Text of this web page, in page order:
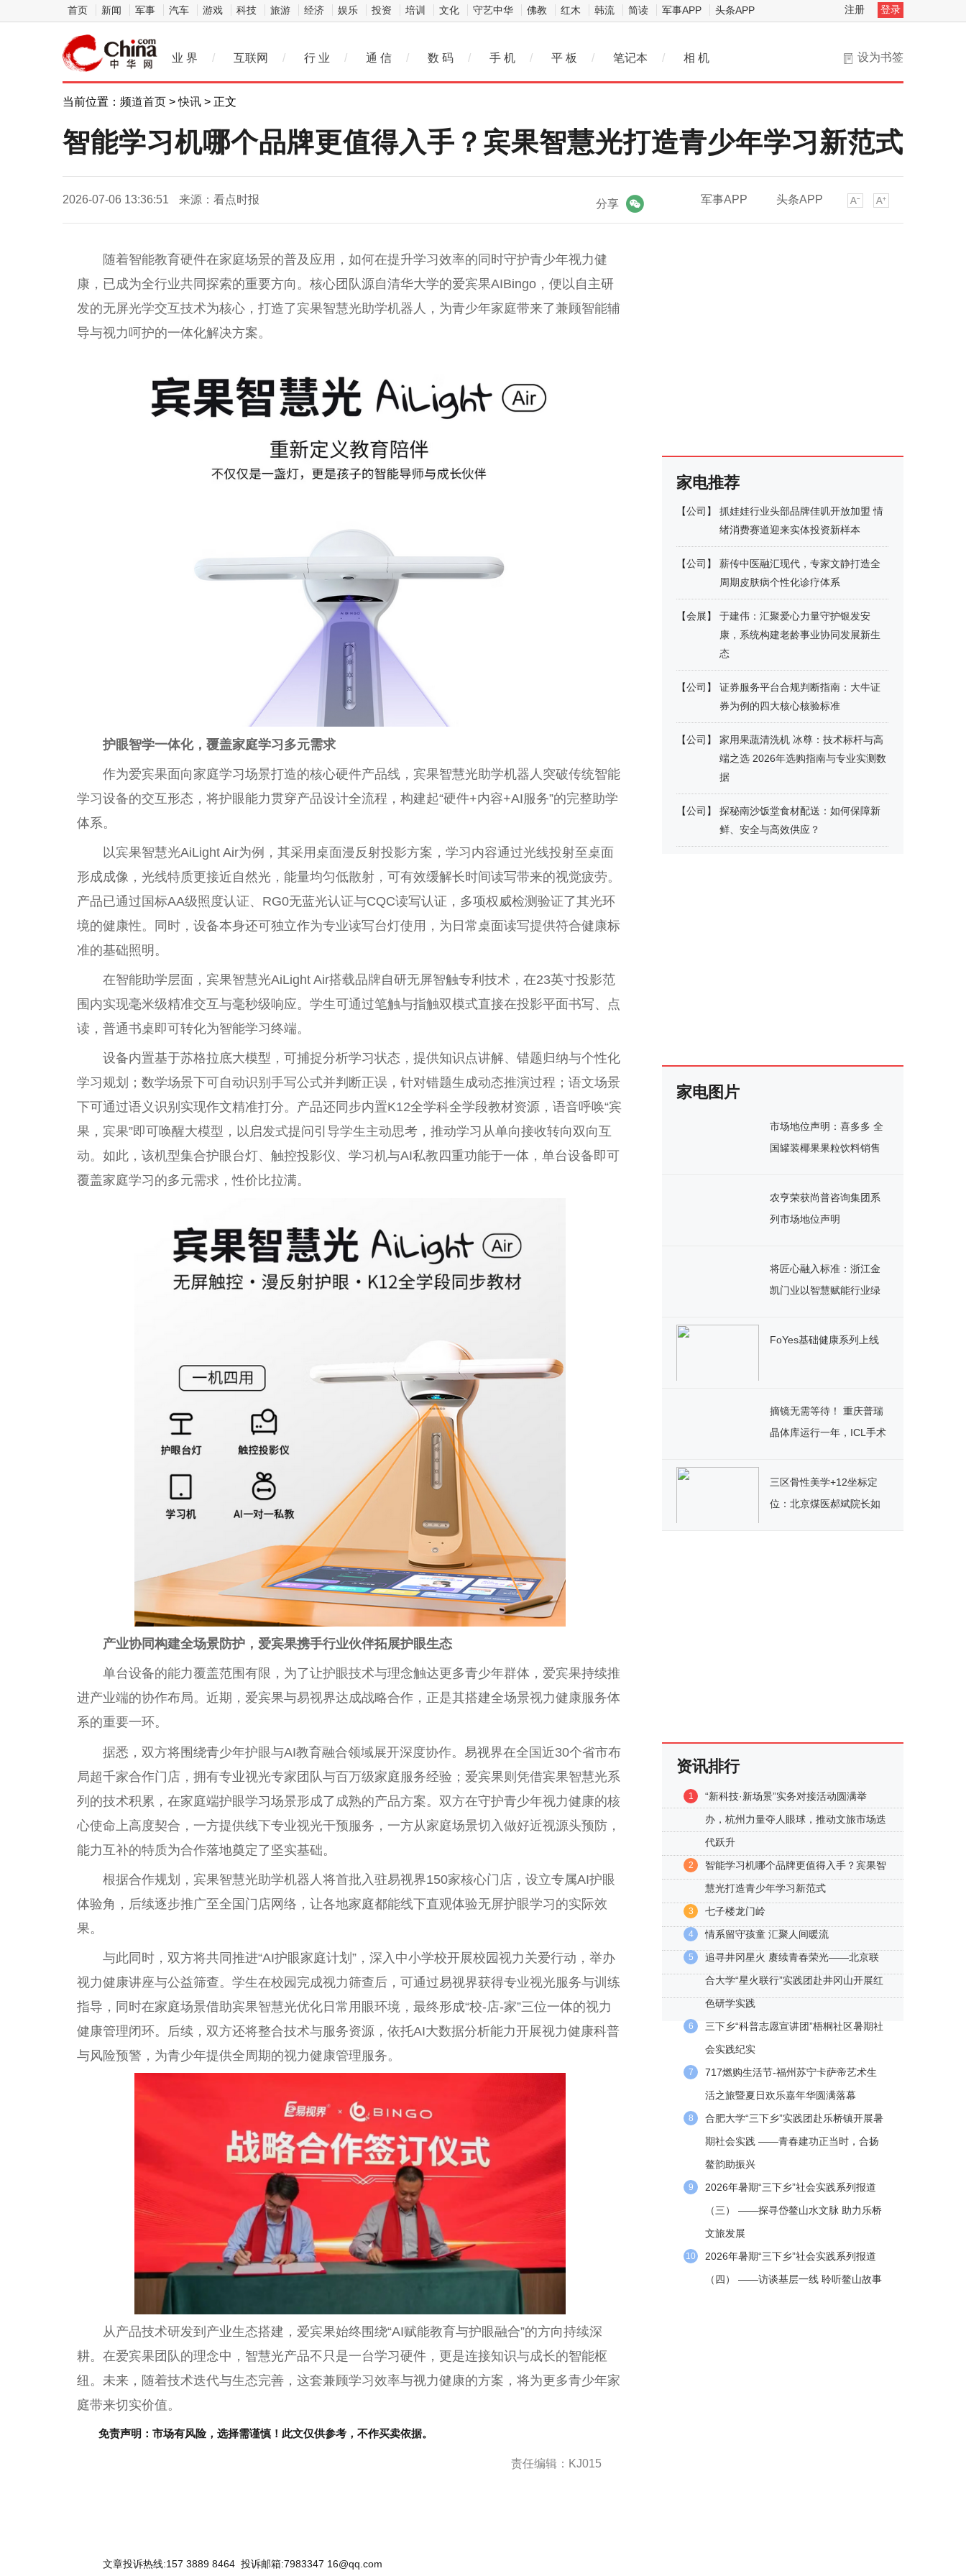
首页 新闻 军事 汽车 游戏 科技 旅游 经济 娱乐 投资 培训 文化 守艺中华 佛教 红木 韩流 简读 军事APP 头条APP 注册 登录
设为书签
业 界 / 互联网 / 行 业 / 通 信 / 数 码 / 手 机 / 平 板 / 笔记本 / 相 机
当前位置： 频道首页 >快讯 > 正文
智能学习机哪个品牌更值得入手？宾果智慧光打造青少年学习新范式
2026-07-06 13:36:51 来源：看点时报 军事APP 头条APP
分享
随着智能教育硬件在家庭场景的普及应用，如何在提升学习效率的同时守护青少年视力健
康，已成为全行业共同探索的重要方向。核心团队源自清华大学的爱宾果AIBingo，便以自主研
发的无屏光学交互技术为核心，打造了宾果智慧光助学机器人，为青少年家庭带来了兼顾智能辅
导与视力呵护的一体化解决方案。
护眼智学一体化，覆盖家庭学习多元需求
作为爱宾果面向家庭学习场景打造的核心硬件产品线，宾果智慧光助学机器人突破传统智能
学习设备的交互形态，将护眼能力贯穿产品设计全流程，构建起“硬件+内容+AI服务”的完整助学
体系。
以宾果智慧光AiLight Air为例，其采用桌面漫反射投影方案，学习内容通过光线投射至桌面
形成成像，光线特质更接近自然光，能量均匀低散射，可有效缓解长时间读写带来的视觉疲劳。
产品已通过国标AA级照度认证、RG0无蓝光认证与CQC读写认证，多项权威检测验证了其光环
境的健康性。同时，设备本身还可独立作为专业读写台灯使用，为日常桌面读写提供符合健康标
准的基础照明。
在智能助学层面，宾果智慧光AiLight Air搭载品牌自研无屏智触专利技术，在23英寸投影范
围内实现毫米级精准交互与毫秒级响应。学生可通过笔触与指触双模式直接在投影平面书写、点
读，普通书桌即可转化为智能学习终端。
设备内置基于苏格拉底大模型，可捕捉分析学习状态，提供知识点讲解、错题归纳与个性化
学习规划；数学场景下可自动识别手写公式并判断正误，针对错题生成动态推演过程；语文场景
下可通过语义识别实现作文精准打分。产品还同步内置K12全学科全学段教材资源，语音呼唤“宾
果，宾果”即可唤醒大模型，以启发式提问引导学生主动思考，推动学习从单向接收转向双向互
动。如此，该机型集合护眼台灯、触控投影仪、学习机与AI私教四重功能于一体，单台设备即可
覆盖家庭学习的多元需求，性价比拉满。
产业协同构建全场景防护，爱宾果携手行业伙伴拓展护眼生态
单台设备的能力覆盖范围有限，为了让护眼技术与理念触达更多青少年群体，爱宾果持续推
进产业端的协作布局。近期，爱宾果与易视界达成战略合作，正是其搭建全场景视力健康服务体
系的重要一环。
据悉，双方将围绕青少年护眼与AI教育融合领域展开深度协作。易视界在全国近30个省市布
局超千家合作门店，拥有专业视光专家团队与百万级家庭服务经验；爱宾果则凭借宾果智慧光系
列的技术积累，在家庭端护眼学习场景形成了成熟的产品方案。双方在守护青少年视力健康的核
心使命上高度契合，一方提供线下专业视光干预服务，一方从家庭场景切入做好近视源头预防，
能力互补的特质为合作落地奠定了坚实基础。
根据合作规划，宾果智慧光助学机器人将首批入驻易视界150家核心门店，设立专属AI护眼
体验角，后续逐步推广至全国门店网络，让各地家庭都能线下直观体验无屏护眼学习的实际效
果。
与此同时，双方将共同推进“AI护眼家庭计划”，深入中小学校开展校园视力关爱行动，举办
视力健康讲座与公益筛查。学生在校园完成视力筛查后，可通过易视界获得专业视光服务与训练
指导，同时在家庭场景借助宾果智慧光优化日常用眼环境，最终形成“校-店-家”三位一体的视力
健康管理闭环。后续，双方还将整合技术与服务资源，依托AI大数据分析能力开展视力健康科普
与风险预警，为青少年提供全周期的视力健康管理服务。
从产品技术研发到产业生态搭建，爱宾果始终围绕“AI赋能教育与护眼融合”的方向持续深
耕。在爱宾果团队的理念中，智慧光产品不只是一台学习硬件，更是连接知识与成长的智能枢
纽。未来，随着技术迭代与生态完善，这套兼顾学习效率与视力健康的方案，将为更多青少年家
庭带来切实价值。
免责声明：市场有风险，选择需谨慎！此文仅供参考，不作买卖依据。
责任编辑：KJ015
文章投诉热线:157 3889 8464 投诉邮箱:7983347 16@qq.com
家电推荐
【公司 】
抓娃娃行业头部品牌佳叽开放加盟 情
绪消费赛道迎来实体投资新样本
【公司 】
薪传中医融汇现代，专家文静打造全
周期皮肤病个性化诊疗体系
【会展】
于建伟：汇聚爱心力量守护银发安
康，系统构建老龄事业协同发展新生
态
【公司 】
证券服务平台合规判断指南：大牛证
券为例的四大核心核验标准
【公司 】
家用果蔬清洗机 冰尊：技术标杆与高
端之选 2026年选购指南与专业实测数
据
【公司 】
探秘南沙饭堂食材配送：如何保障新
鲜、安全与高效供应？
家电图片
市场地位声明：喜多多 全
国罐装椰果果粒饮料销售
农亨荣获尚普咨询集团系
列市场地位声明
将匠心融入标准：浙江金
凯门业以智慧赋能行业绿
FoYes基础健康系列上线
摘镜无需等待！ 重庆普瑞
晶体库运行一年，ICL手术
三区骨性美学+12坐标定
位：北京煤医郝斌院长如
资讯排行
1
“新科技·新场景”实务对接活动圆满举
办，杭州力量夺人眼球，推动文旅市场迭
代跃升
2
智能学习机哪个品牌更值得入手？宾果智
慧光打造青少年学习新范式
3 七子楼龙门岭
4 情系留守孩童 汇聚人间暖流
5
追寻井冈星火 赓续青春荣光——北京联
合大学“星火联行”实践团赴井冈山开展红
色研学实践
6
三下乡“科普志愿宣讲团”梧桐社区暑期社
会实践纪实
7
717燃购生活节-福州苏宁卡萨帝艺术生
活之旅暨夏日欢乐嘉年华圆满落幕
8
合肥大学“三下乡”实践团赴乐桥镇开展暑
期社会实践 ——青春建功正当时，合扬
鳌韵助振兴
9
2026年暑期“三下乡”社会实践系列报道
（三） ——探寻岱鳌山水文脉 助力乐桥
文旅发展
10
2026年暑期“三下乡”社会实践系列报道
（四） ——访谈基层一线 聆听鳌山故事